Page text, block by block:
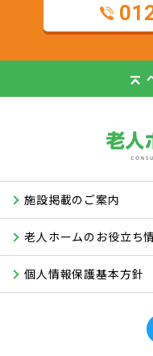
施設掲載のご案内
老人ホームのお役立ち
個人情報保護基本方針